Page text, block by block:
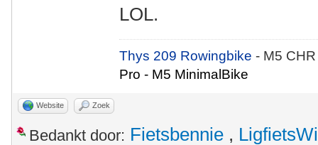
LOL.
Thys 209 Rowingbike- M5
Pro - M5 MinimalBike
Website Zoek
Bedankt door: Fietsbennie ,